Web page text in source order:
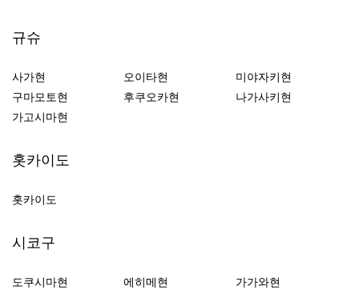
규슈
사가현 오이타현
미야자키현
구마모토현
후쿠오카현
나가사키현
가고시마현
홋카이도
홋카이도
시코구
도쿠시마현 에히메현
가가와현